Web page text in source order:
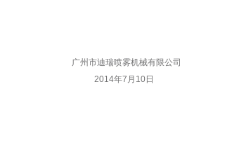
广州市迪瑞喷雾机械有限公司
2014年7月10日